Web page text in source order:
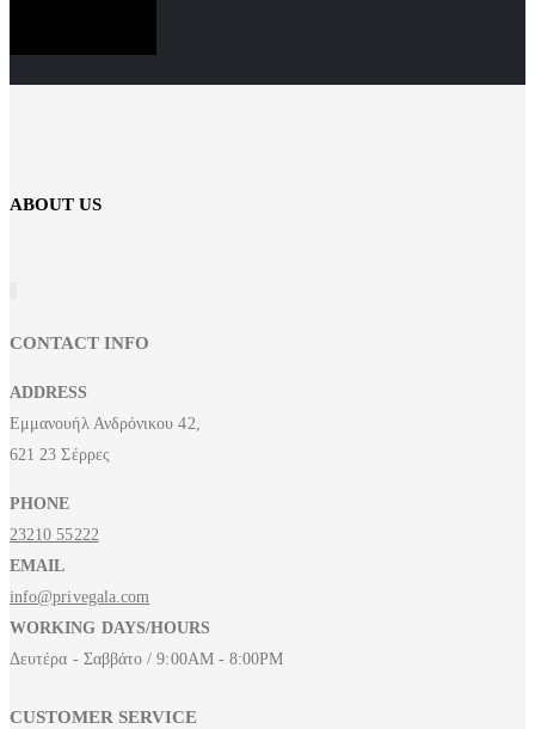
ABOUT US
CONTACT INFO
ADDRESS
Εμμανουήλ Ανδρόνικου 42,
621 23 Σέρρες
PHONE
23210 55222
EMAIL
info@privegala.com
WORKING DAYS/HOURS
Δευτέρα - Σαββάτο / 9:00AM - 8:00PM
CUSTOMER SERVICE